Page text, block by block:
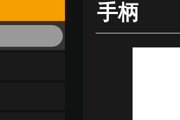
手柄